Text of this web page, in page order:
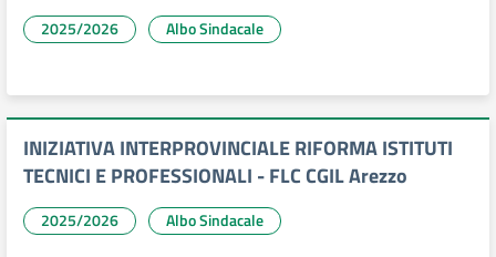
2025/2026 Albo Sindacale
INIZIATIVA INTERPROVINCIALE RIFORMA ISTITUTI
TECNICI E PROFESSIONALI - FLC CGIL Arezzo
2025/2026 Albo Sindacale